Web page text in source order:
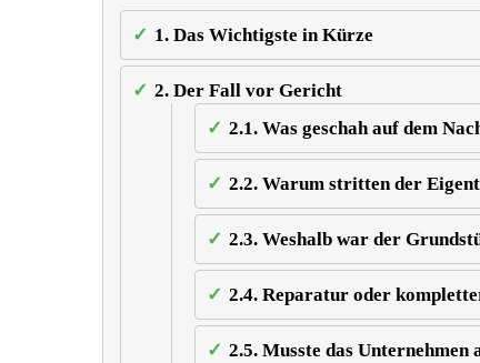
1. Das Wichtigste in Kürze
2. Der Fall vor Gericht
2.1. Was geschah auf dem
2.2. Warum stritten der
2.3. Weshalb war der
2.4. Reparatur oder
2.5. Musste das Unternehmen